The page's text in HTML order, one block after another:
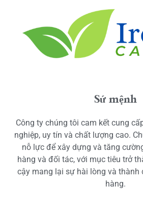
Sứ mệnh
Công ty chúng tôi cam kết cung
nghiệp, uy tín và chất lượng cao.
nỗ lực để xây dựng và tăng
hàng và đối tác, với mục tiêu trở
cậy mang lại sự hài lòng và thành
hàng.